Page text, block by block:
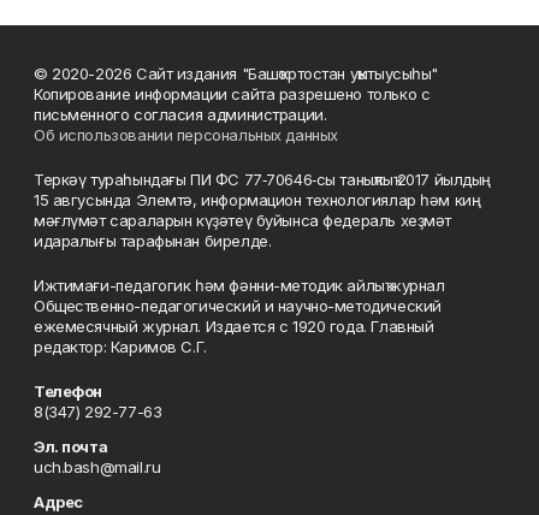
© 2020-2026 Сайт издания "Башҡортостан уҡытыусыһы"
Копирование информации сайта разрешено только с
письменного согласия администрации.
Об использовании персональных данных
Теркәү тураһындағы ПИ ФС 77‑70646‑сы таныҡлыҡ 2017 йылдың
15 авгусында Элемтә, информацион технологиялар һәм киң
мәғлүмәт сараларын күҙәтеү буйынса федераль хеҙмәт
идаралығы тарафынан бирелде.
Ижтимағи-педагогик һәм фәнни-методик айлыҡ журнал
Общественно-педагогический и научно-методический
ежемесячный журнал. Издается с 1920 года. Главный
редактор: Каримов С.Г.
Телефон
8(347) 292-77-63
Эл. почта
uch.bash@mail.ru
Адрес